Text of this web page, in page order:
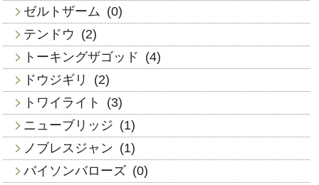
ゼルトザーム (0)
テンドウ (2)
トーキングザゴッド (4)
ドウジギリ
(2)
トワイライト
(3)
ニューブリッジ (1)
ノブレスジャン (1)
バイソンバローズ (0)